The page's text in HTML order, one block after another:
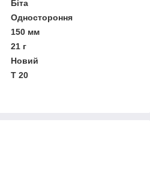
Біта
Одностороння
150 мм
21 г
Новий
Т 20